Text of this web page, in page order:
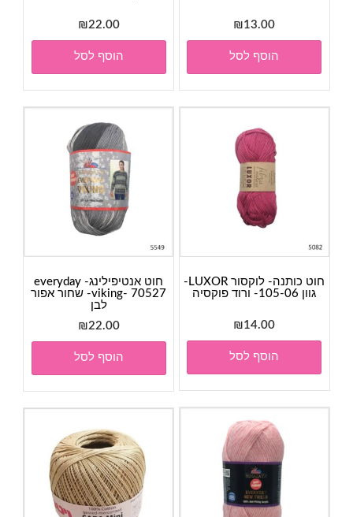
₪13.00
הוסף לסל
₪22.00
הוסף לסל
חוט כותנה- לוקסור LUXOR-
גוון 105-06- ורוד פוקסיה
₪14.00
הוסף לסל
חוט אנטיפילינג- everyday
viking- 70527- שחור אפור
לבן
₪22.00
הוסף לסל